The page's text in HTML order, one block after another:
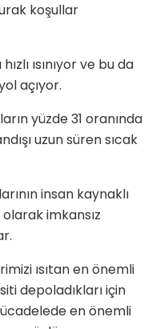
koşullar
ısınıyor ve bu da
açıyor.
yüzde 31 oranında
uzun süren sıcak
insan kaynaklı
imkansız
ısıtan en önemli
depoladıkları için
en önemli